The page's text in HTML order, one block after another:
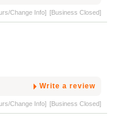
Change Info] [Business Closed]
Write a review
Change Info] [Business Closed]